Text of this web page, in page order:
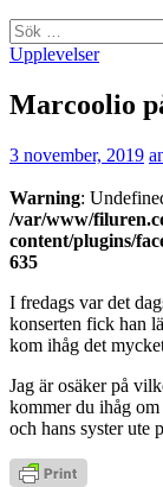
Sök
efter:
Upplevelser
Marcoolio
3 november, 2019
Warning:
/var/www/
content/plugins/
635
I fredags var det
konserten fick han
kom ihåg det
Jag är osäker på
kommer du ihåg
och hans syster ute